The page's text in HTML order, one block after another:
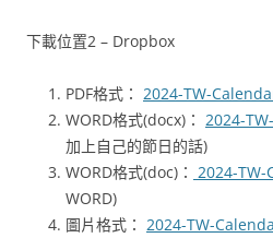
下載位置2 – Dropbox
PDF格式： 2024-TW-
WORD格式(docx)： 2024-
加上自己的節日的話)
WORD格式(doc)： 2024-
WORD)
圖片格式： 2024-TW-